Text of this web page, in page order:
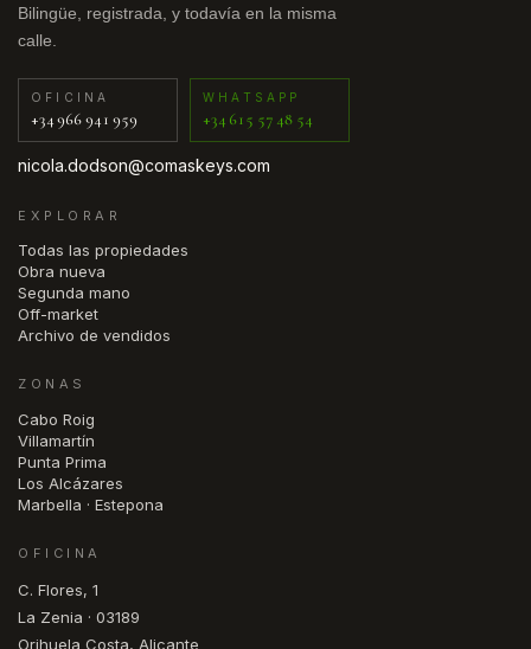
Bilingüe, registrada, y todavía en la misma
calle.
OFICINA
+34 966 941 959
WHATSAPP
+34 615 57 48 54
nicola.dodson@comaskeys.com
EXPLORAR
Todas las propiedades
Obra nueva
Segunda mano
Off-market
Archivo de vendidos
ZONAS
Cabo Roig
Villamartín
Punta Prima
Los Alcázares
Marbella · Estepona
OFICINA
C. Flores, 1
La Zenia · 03189
Orihuela Costa, Alicante